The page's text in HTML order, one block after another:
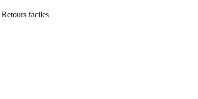
Retours faciles